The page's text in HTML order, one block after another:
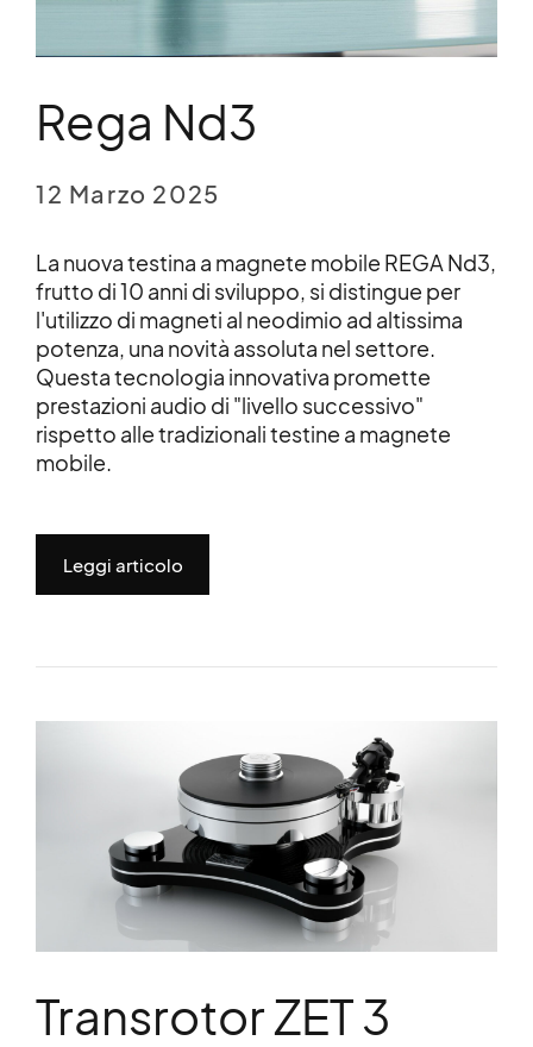
Rega Nd3
12 Marzo 2025
La nuova testina a magnete mobile REGA Nd3,
frutto di 10 anni di sviluppo, si distingue per
l'utilizzo di magneti al neodimio ad altissima
potenza, una novità assoluta nel settore.
Questa tecnologia innovativa promette
prestazioni audio di "livello successivo"
rispetto alle tradizionali testine a magnete
mobile.
Leggi articolo
Transrotor ZET 3